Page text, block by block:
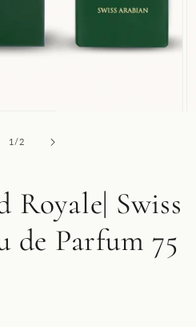
1 /of
2
Royale| Swiss
de Parfum 75